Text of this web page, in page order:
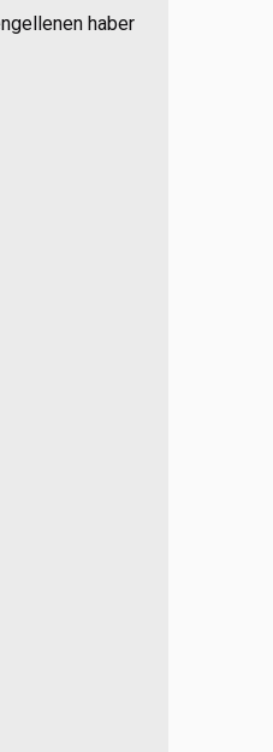
haber